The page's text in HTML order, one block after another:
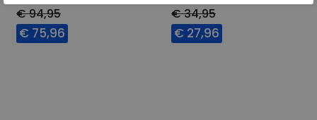
€ 94,95
€ 75,96
€ 34,95
€ 27,96